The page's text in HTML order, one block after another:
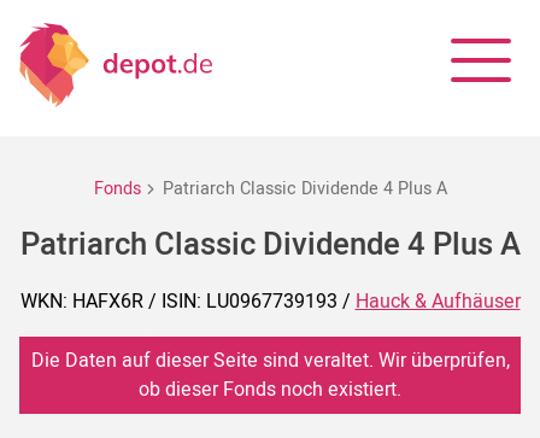
Fonds Patriarch Classic Dividende 4 Plus A
Patriarch Classic Dividende 4 Plus A
WKN: HAFX6R / ISIN: LU0967739193 /Hauck & Aufhäuser
Die Daten auf dieser Seite sind veraltet. Wir überprüfen,
ob dieser Fonds noch existiert.